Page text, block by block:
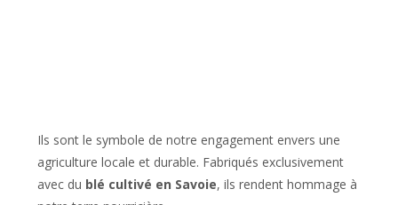
Ils sont le symbole de notre engagement envers une
agriculture locale et durable. Fabriqués exclusivement
avec du blé cultivé en Savoie, ils rendent hommage à